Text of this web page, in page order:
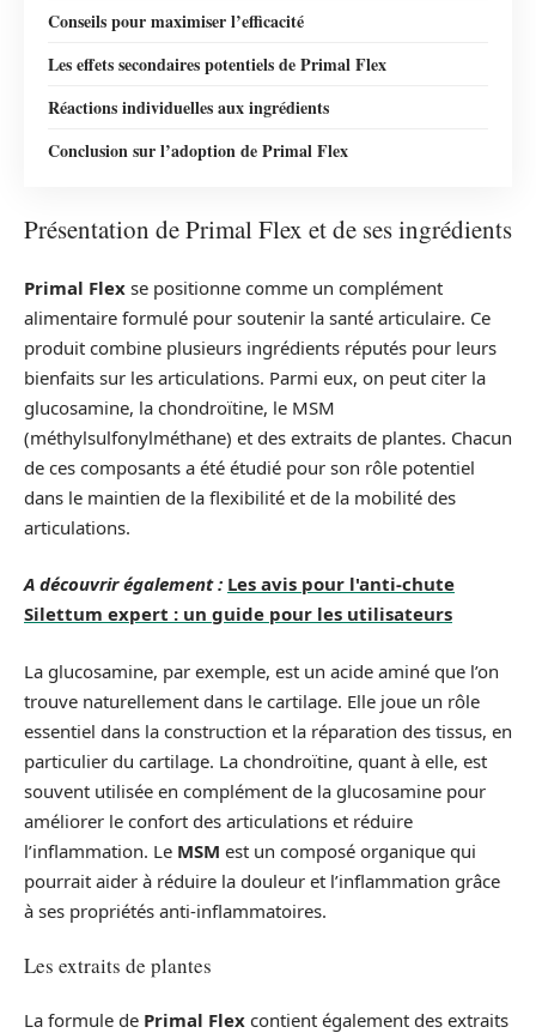
Conseils pour maximiser l’efficacité
Les effets secondaires potentiels de Primal Flex
Réactions individuelles aux ingrédients
Conclusion sur l’adoption de Primal Flex
Présentation de Primal Flex et de ses ingrédients
Primal Flex se positionne comme un complément
alimentaire formulé pour soutenir la santé articulaire. Ce
produit combine plusieurs ingrédients réputés pour leurs
bienfaits sur les articulations. Parmi eux, on peut citer la
glucosamine, la chondroïtine, le MSM
(méthylsulfonylméthane) et des extraits de plantes. Chacun
de ces composants a été étudié pour son rôle potentiel
dans le maintien de la flexibilité et de la mobilité des
articulations.
A découvrir également : Les avis pour l'anti-chute
Silettum expert : un guide pour les utilisateurs
La glucosamine, par exemple, est un acide aminé que l’on
trouve naturellement dans le cartilage. Elle joue un rôle
essentiel dans la construction et la réparation des tissus, en
particulier du cartilage. La chondroïtine, quant à elle, est
souvent utilisée en complément de la glucosamine pour
améliorer le confort des articulations et réduire
l’inflammation. Le MSM est un composé organique qui
pourrait aider à réduire la douleur et l’inflammation grâce
à ses propriétés anti-inflammatoires.
Les extraits de plantes
La formule de Primal Flex contient également des extraits